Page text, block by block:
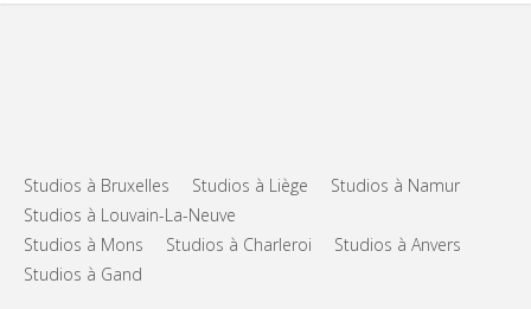
Studios à Bruxelles Studios à Liège
Studios à Namur
Studios à Louvain-La-Neuve
Studios à Mons
Studios à Charleroi
Studios à Anvers
Studios à Gand